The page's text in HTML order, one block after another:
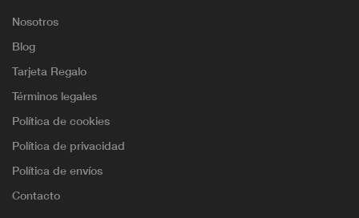
Nosotros
Blog
Tarjeta Regalo
Términos legales
Política de cookies
Política de privacidad
Política de envíos
Contacto